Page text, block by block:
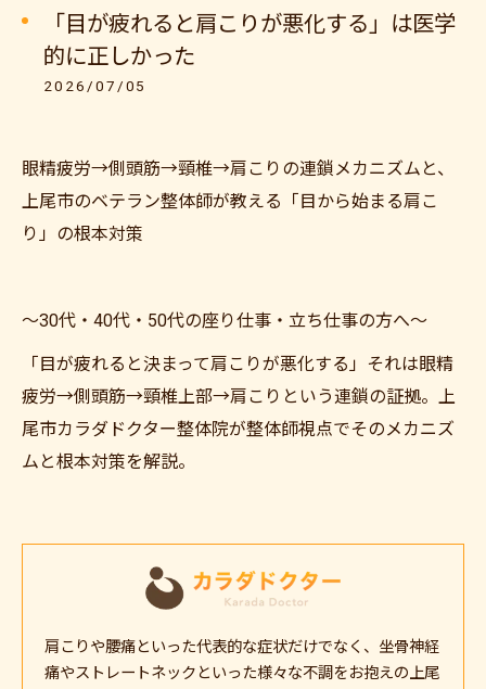
「目が疲れると肩こりが悪化する」は医学
的に正しかった
2026/07/05
眼精疲労→側頭筋→頸椎→肩こりの連鎖メカニズムと、
上尾市のベテラン整体師が教える「目から始まる肩こ
り」の根本対策
〜30代・40代・50代の座り仕事・立ち仕事の方へ〜
「目が疲れると決まって肩こりが悪化する」それは眼精
疲労→側頭筋→頸椎上部→肩こりという連鎖の証拠。上
尾市カラダドクター整体院が整体師視点でそのメカニズ
ムと根本対策を解説。
肩こりや腰痛といった代表的な症状だけでなく、坐骨神経
痛やストレートネックといった様々な不調をお抱えの上尾